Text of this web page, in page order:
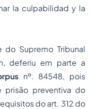
la culpabilidad y la
do Supremo Tribunal
deferiu em parte a
nº. 84548, pois
preventiva do
do art. 312 do